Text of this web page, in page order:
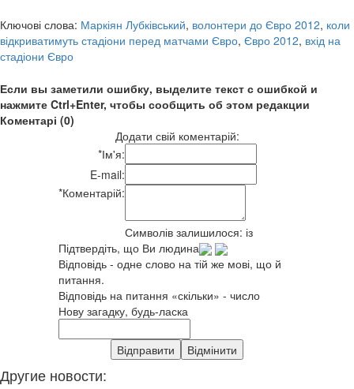
Ключові слова: Маркіян Лубківський, волонтери до Євро 2012, коли
відкриватимуть стадіони перед матчами Євро, Євро 2012, вхід на
стадіони Євро
Если вы заметили ошибку, выделите текст с ошибкой и
нажмите Ctrl+Enter, чтобы сообщить об этом редакции
Коментарі (0)
Додати свій коментарій:
*Ім'я:
E-mail:
*Коментарій:
Символів залишилося: із
Підтвердіть, що Ви людина
Відповідь - одне слово на тій же мові, що й
питання.
Відповідь на питання «скільки» - число
Нову загадку, будь-ласка
Другие новости: